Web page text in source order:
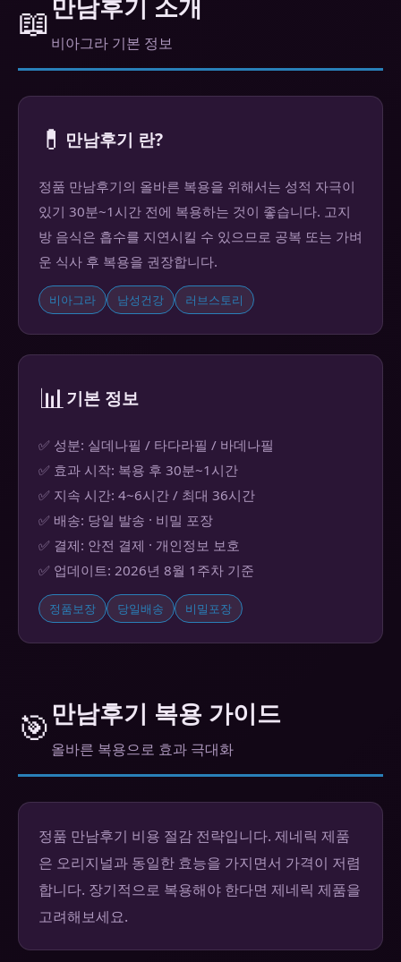
📖만남후기 소개
비아그라 기본 정보
💊 만남후기 란?
정품 만남후기의 올바른 복용을 위해서는 성적 자극이
있기 30분~1시간 전에 복용하는 것이 좋습니다. 고지
방 음식은 흡수를 지연시킬 수 있으므로 공복 또는 가벼
운 식사 후 복용을 권장합니다.
비아그라 남성건강 러브스토리
📊기본 정보
✅ 성분: 실데나필 / 타다라필 / 바데나필
✅ 효과 시작: 복용 후 30분~1시간
✅ 지속 시간: 4~6시간 / 최대 36시간
✅ 배송: 당일 발송 · 비밀 포장
✅ 결제: 안전 결제 · 개인정보 보호
✅ 업데이트: 2026년 8월 1주차 기준
정품보장 당일배송 비밀포장
🎯만남후기 복용 가이드
올바른 복용으로 효과 극대화
정품 만남후기 비용 절감 전략입니다. 제네릭 제품
은 오리지널과 동일한 효능을 가지면서 가격이 저렴
합니다. 장기적으로 복용해야 한다면 제네릭 제품을
고려해보세요.